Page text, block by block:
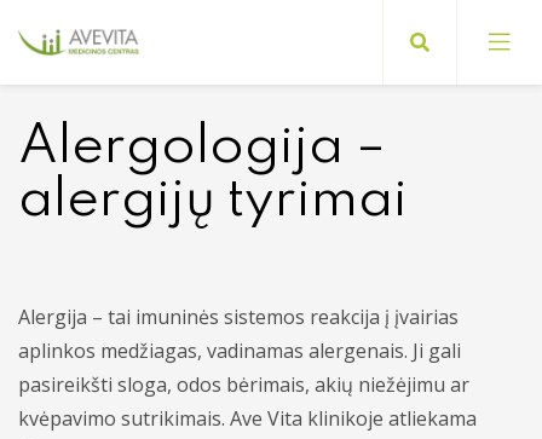
Registracijos pas gydytojus tvarka
Pasiruošimas tyrimams
Apmokėjimas ir draudimas
Vidaus tvarkos taisyklės
Vaikų ligų gydytojai
Paslaugos suaugusiems
Paslaugos vaikams
Diagnostika ir tyrimai
Alergologija –
alergijų tyrimai
Alergija – tai imuninės sistemos reakcija į įvairias
aplinkos medžiagas, vadinamas alergenais. Ji gali
pasireikšti sloga, odos bėrimais, akių niežėjimu ar
kvėpavimo sutrikimais. Ave Vita klinikoje atliekama